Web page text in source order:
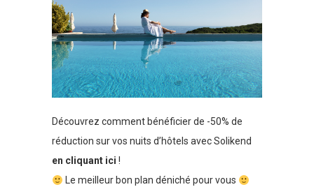
Découvrez comment bénéficier de -50% de
réduction sur vos nuits d’hôtels avec Solikend
en cliquant ici !
Le meilleur bon plan déniché pour vous